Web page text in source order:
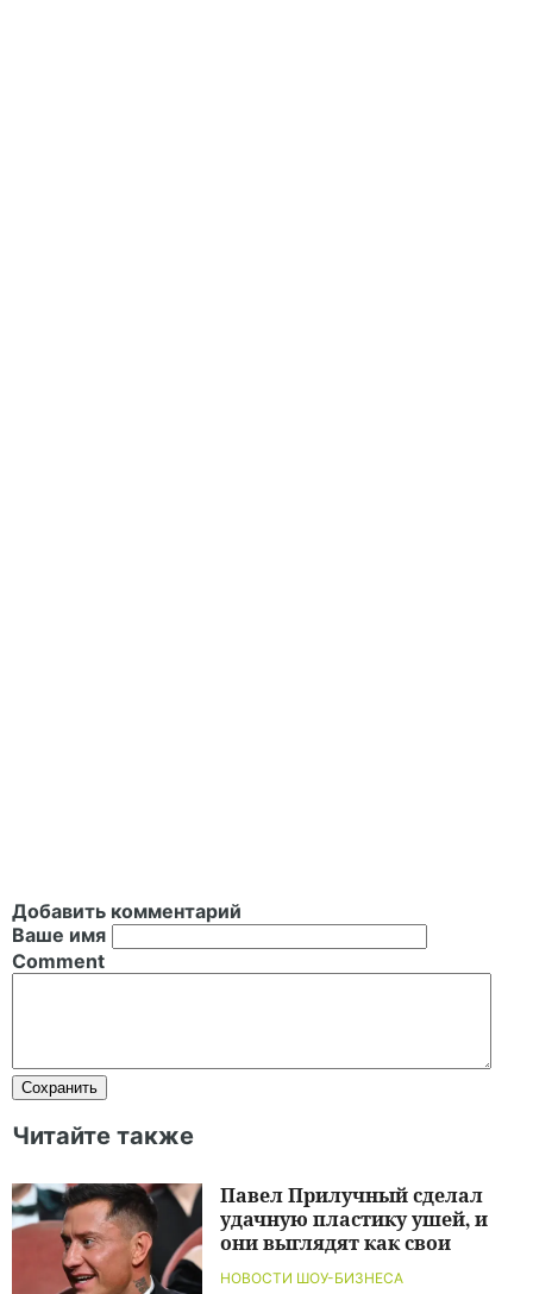
Добавить комментарий
Ваше имя
Comment
Читайте также
НОВОСТИ ШОУ-БИЗНЕСА
Павел Прилучный сделал
удачную пластику ушей, и
они выглядят как свои